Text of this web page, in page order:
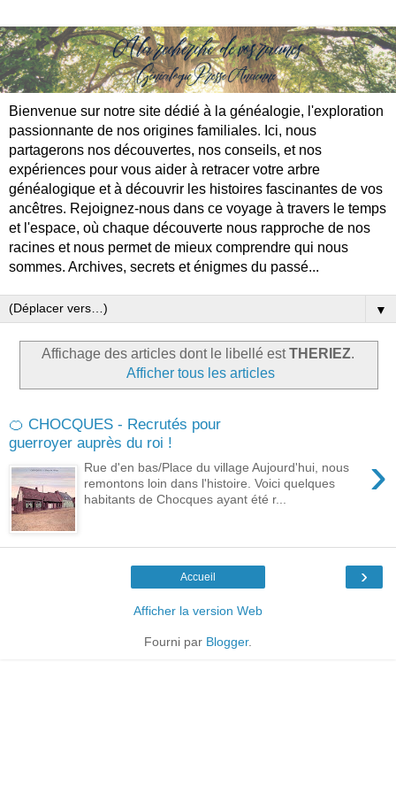
Bienvenue sur notre site dédié à la généalogie, l'exploration
passionnante de nos origines familiales. Ici, nous
partagerons nos découvertes, nos conseils, et nos
expériences pour vous aider à retracer votre arbre
généalogique et à découvrir les histoires fascinantes de vos
ancêtres. Rejoignez-nous dans ce voyage à travers le temps
et l'espace, où chaque découverte nous rapproche de nos
racines et nous permet de mieux comprendre qui nous
sommes. Archives, secrets et énigmes du passé...
▼
Affichage des articles dont le libellé estTHERIEZ.
Afficher tous les articles
🍊 CHOCQUES - Recrutés pour
guerroyer auprès du roi !
›
Rue d'en bas/Place du village Aujourd'hui, nous
remontons loin dans l'histoire. Voici quelques
habitants de Chocques ayant été r...
›
Accueil
Afficher la version Web
Fourni par Blogger.